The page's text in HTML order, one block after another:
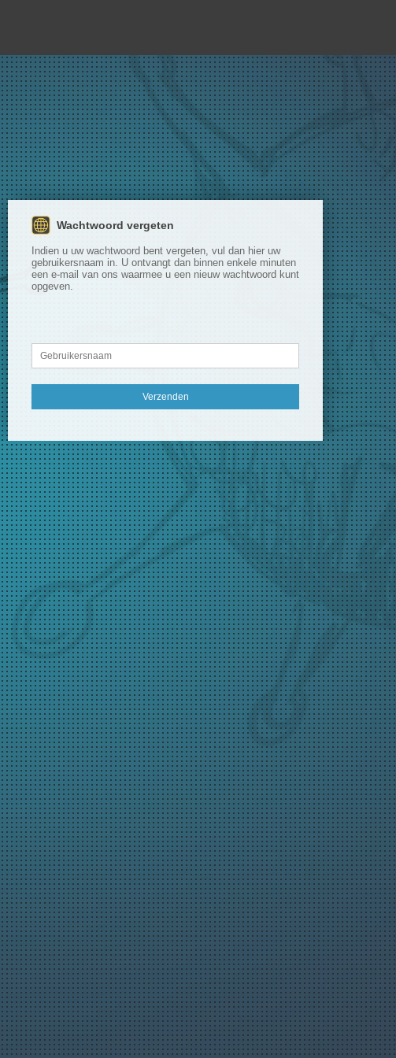
Wachtwoord vergeten
Indien u uw wachtwoord bent vergeten, vul dan hier uw
gebruikersnaam in. U ontvangt dan binnen enkele minuten
een e-mail van ons waarmee u een nieuw wachtwoord kunt
opgeven.